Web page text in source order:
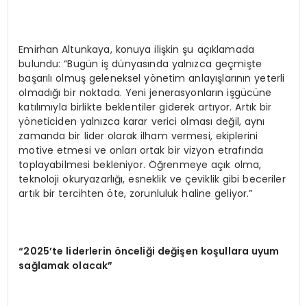
Emirhan Altunkaya, konuya ilişkin şu açıklamada
bulundu: “Bugün iş dünyasında yalnızca geçmişte
başarılı olmuş geleneksel yönetim anlayışlarının yeterli
olmadığı bir noktada. Yeni jenerasyonların işgücüne
katılımıyla birlikte beklentiler giderek artıyor. Artık bir
yöneticiden yalnızca karar verici olması değil, aynı
zamanda bir lider olarak ilham vermesi, ekiplerini
motive etmesi ve onları ortak bir vizyon etrafında
toplayabilmesi bekleniyor. Öğrenmeye açık olma,
teknoloji okuryazarlığı, esneklik ve çeviklik gibi beceriler
artık bir tercihten öte, zorunluluk haline geliyor.”
“2025’te liderlerin önceliği değişen koşullara uyum
sağlamak olacak”